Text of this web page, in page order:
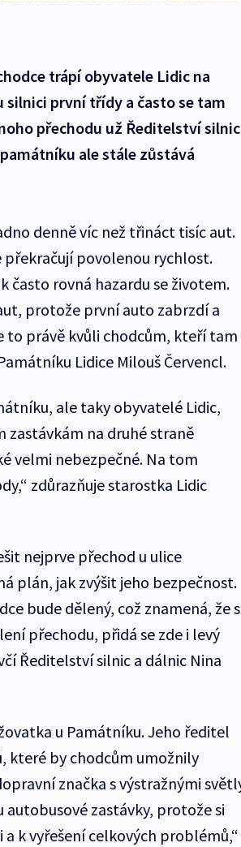
trápí obyvatele Lidic na
silnici první třídy a často se tam
přechodu už Ředitelství silnic
ale stále zůstává
denně víc než třináct tisíc aut.
povolenou rychlost.
často rovná hazardu se životem.
protože první auto zabrzdí a
to právě kvůli chodcům, kteří tam
Lidice Milouš Červencl.
ale taky obyvatelé Lidic,
na druhé straně
velmi nebezpečné. Na tom
zdůrazňuje starostka Lidic
nejprve přechod u ulice
plán, jak zvýšit jeho bezpečnost.
bude dělený, což znamená, že
přechodu, přidá se zde i levý
Ředitelství silnic a dálnic Nina
u Památníku. Jeho ředitel
které by chodcům umožnily
značka s výstražnými
zastávky, protože si
k vyřešení celkových problémů,“